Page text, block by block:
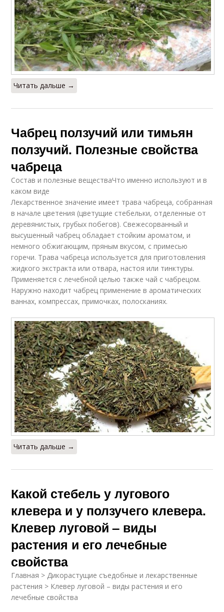
Читать дальше →
Чабрец ползучий или тимьян
ползучий. Полезные свойства
чабреца
Состав и полезные веществаЧто именно используют и в
каком виде
Лекарственное значение имеет трава чабреца, собранная
в начале цветения (цветущие стебельки, отделенные от
деревянистых, грубых побегов). Свежесорванный и
высушенный чабрец обладает стойким ароматом, и
немного обжигающим, пряным вкусом, с примесью
горечи. Трава чабреца используется для приготовления
жидкого экстракта или отвара, настоя или тинктуры.
Применяется с лечебной целью также чай с чабрецом.
Наружно находит чабрец применение в ароматических
ваннах, компрессах, примочках, полосканиях.
Читать дальше →
Какой стебель у лугового
клевера и у ползучего клевера.
Клевер луговой – виды
растения и его лечебные
свойства
Главная > Дикорастущие съедобные и лекарственные
растения > Клевер луговой – виды растения и его
лечебные свойства